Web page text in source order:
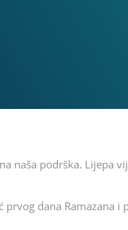
naša podrška. Lijepa
dana Ramazana i